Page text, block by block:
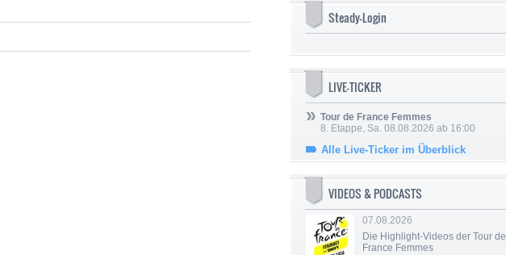
Steady-Login
LIVE-TICKER
Tour de France Femmes
8. Etappe, Sa. 08.08.2026 ab 16:00
Alle Live-Ticker im Überblick
VIDEOS & PODCASTS
07.08.2026
Die Highlight-Videos der Tour de
France Femmes